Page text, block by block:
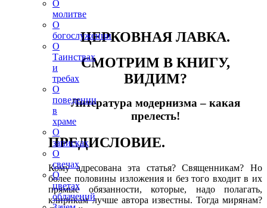
ЦЕРКОВНАЯ ЛАВКА.
СМОТРИМ В КНИГУ,
ВИДИМ?
Литература модернизма – какая
прелесть!
ПРЕДИСЛОВИЕ.
Кому адресована эта статья? Священникам? Но
более половины изложения и без того входит в их
прямые обязанности, которые, надо полагать,
клирикам лучше автора известны. Тогда мирянам?
О
молитве
О
богослужении
О
Таинствах
и
требах
О
поведении
в
храме
О
записках
О
свечах
О
цветах
облачений